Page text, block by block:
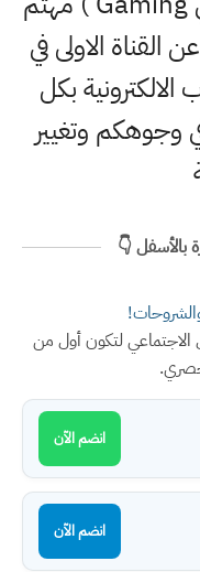
الاولى في
الالكترونية بكل
وجوهكم وتغيير
بالأسفل 👇
الاجتماعي لتكون أول من
انضم الآن
انضم الآن